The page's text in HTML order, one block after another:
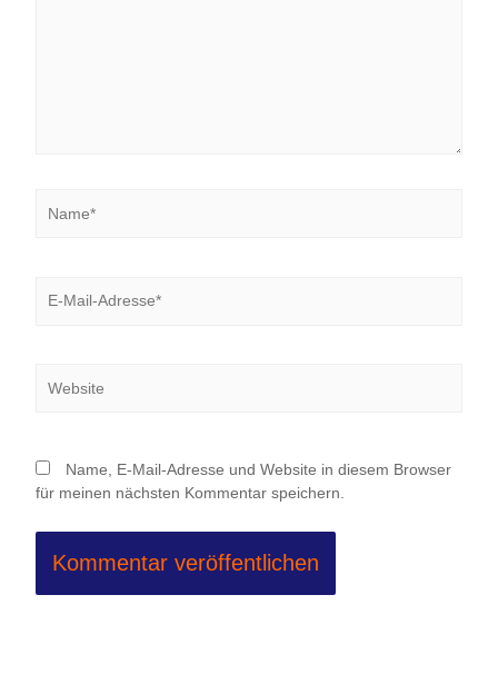
Mail-
Name, E-Mail-Adresse und Website in diesem Browser
für meinen nächsten Kommentar speichern.